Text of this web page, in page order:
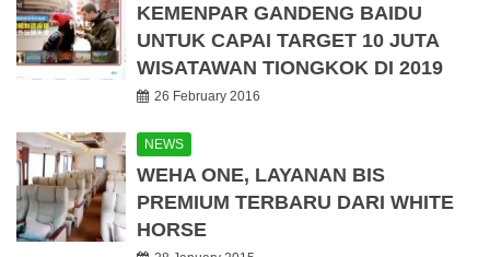
KEMENPAR GANDENG BAIDU
UNTUK CAPAI TARGET 10 JUTA
WISATAWAN TIONGKOK DI 2019
26 February 2016
NEWS
WEHA ONE, LAYANAN BIS
PREMIUM TERBARU DARI WHITE
HORSE